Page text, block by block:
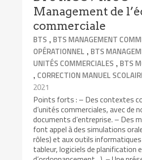
Management de
commerciale
BTS , BTS MANAGEMENT
OPÉRATIONNEL , BTS
UNITÉS COMMERCIALES , BTS
, CORRECTION MANUEL
2021
Points forts : – Des contextes
d’unités commerciales, avec de
documents d’entreprise. – Des
font appel à des simulations
rôles) et aux outils
tableur, logiciels de planification